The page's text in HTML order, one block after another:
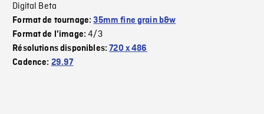
Digital Beta
Format de tournage:35mm fine grain b&w
Format de l'image:4/3
Résolutions disponibles:720 x 486
Cadence: 29.97